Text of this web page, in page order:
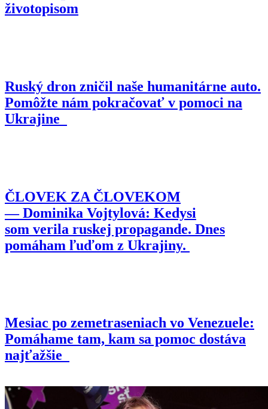
životopisom
Ruský dron zničil naše humanitárne auto.
Pomôžte nám pokračovať v pomoci na
Ukrajine
ČLOVEK ZA ČLOVEKOM
— Dominika Vojtylová: Kedysi
som verila ruskej propagande. Dnes
pomáham ľuďom z Ukrajiny.
Mesiac po zemetraseniach vo Venezuele:
Pomáhame tam, kam sa pomoc dostáva
najťažšie